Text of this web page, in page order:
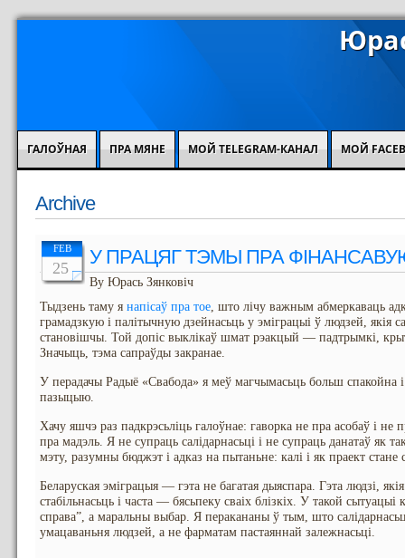
ГАЛОЎНАЯ ПРА МЯНЕ МОЙ TELEGRAM-КАНАЛ МОЙ
Archive
FEB
25 У ПРАЦЯГ ТЭМЫ ПРА
By Юрась Зянковіч
Тыдзень таму я напісаў пра тое, што лічу важным абмеркаваць
грамадзкую і палітычную дзейнасьць у эміграцыі ў людзей, якія
становішчы. Той допіс выклікаў шмат рэакцый — падтрымкі,
Значыць, тэма сапраўды закранае.
У перадачы Радыё «Свабода» я меў магчымасьць больш спакойна
пазыцыю.
Хачу яшчэ раз падкрэсьліць галоўнае: гаворка не пра асобаў і не
пра мадэль. Я не супраць салідарнасьці і не супраць данатаў як
мэту, разумны бюджэт і адказ на пытаньне: калі і як праект стане
Беларуская эміграцыя — гэта не багатая дыяспара. Гэта людзі,
стабільнасьць і часта — бясьпеку сваіх блізкіх. У такой
справа”, а маральны выбар. Я перакананы ў тым, што
умацаваньня людзей, а не фарматам пастаяннай залежнасьці.